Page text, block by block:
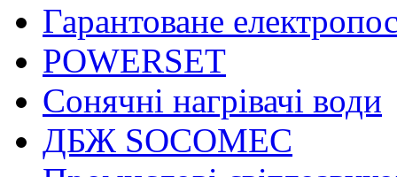
Гарантоване
POWERSET
Сонячні нагрівачі води
ДБЖ SOCOMEC